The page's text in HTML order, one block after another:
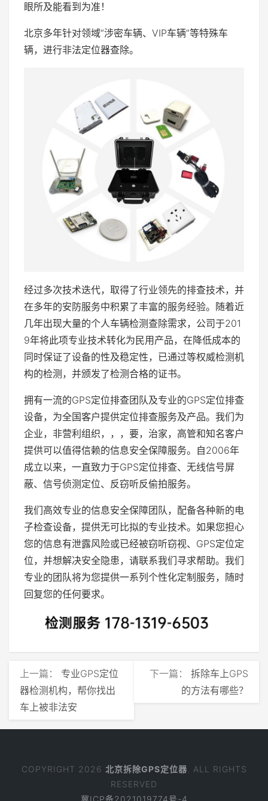
眼所及能看到为准！
北京多年针对领域“涉密车辆、VIP车辆”等特殊车
辆，进行非法定位器查除。
经过多次技术迭代，取得了行业领先的排查技术，并
在多年的安防服务中积累了丰富的服务经验。随着近
几年出现大量的个人车辆检测查除需求，公司于201
9年将此项专业技术转化为民用产品，在降低成本的
同时保证了设备的性及稳定性，已通过等权威检测机
构的检测，并颁发了检测合格的证书。
拥有一流的GPS定位排查团队及专业的GPS定位排查
设备，为全国客户提供定位排查服务及产品。我们为
企业，非营利组织，，，要，治家，高管和知名客户
提供可以值得信赖的信息安全保障服务。自2006年
成立以来，一直致力于GPS定位排查、无线信号屏
蔽、信号侦测定位、反窃听反偷拍服务。
我们高效专业的信息安全保障团队，配备各种新的电
子检查设备，提供无可比拟的专业技术。如果您担心
您的信息有泄露风险或已经被窃听窃视、GPS定位定
位，并想解决安全隐患，请联系我们寻求帮助。我们
专业的团队将为您提供一系列个性化定制服务，随时
回复您的任何要求。
上一篇： 专业GPS定位
器检测机构，帮你找出
车上被非法安
下一篇： 拆除车上GPS
的方法有哪些？
COPYRIGHT 2026 北京拆除GPS定位器 . ALL RIGHTS
RESERVED
冀ICP备2021019774号-4